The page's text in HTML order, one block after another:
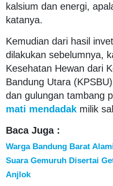
kalsium dan energi,
katanya.
Kemudian dari hasil
dilakukan sebelumnya,
Kesehatan Hewan dari
Bandung Utara
dan gulungan tambang
mati mendadak milik
Baca Juga :
Warga Bandung Barat
Suara Gemuruh Disertai
Anjlok